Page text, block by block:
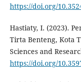
https://doi.org/
Hastiaty, I. (2023).
Tirta Benteng, Kota
Sciences and
https://doi.org/